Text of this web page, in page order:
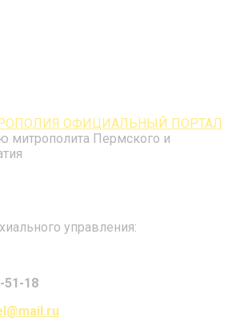
ОФИЦИАЛЬНЫЙ ПОРТАЛ
митрополита Пермского и
управления:
51-18